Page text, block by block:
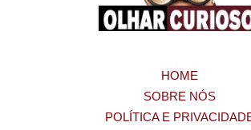
HOME
SOBRE NÓS
POLÍTICA E